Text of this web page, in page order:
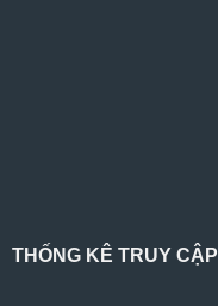
THỐNG KÊ TRUY CẬP